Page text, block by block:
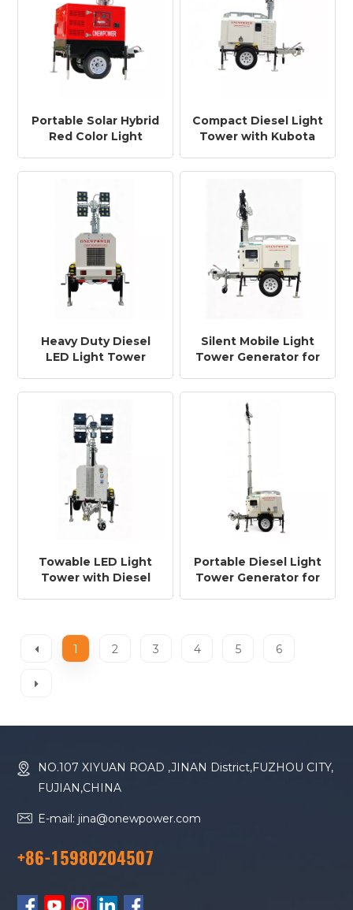
Portable Solar Hybrid
Red Color Light
Remote Job Sites
Compact Diesel Light
Tower with Kubota
Companies
Heavy Duty Diesel
LED Light Tower
Sites
Silent Mobile Light
Tower Generator for
Work
Towable LED Light
Tower with Diesel
Portable Diesel Light
Tower Generator for
1 2 3 4 5 6
NO.107 XIYUAN ROAD ,JINAN District,FUZHOU CITY,
FUJIAN,CHINA
E-mail: jina@onewpower.com
+86-15980204507